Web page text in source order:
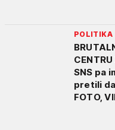
POLITIKA
SNS pa
pretili
FOTO,